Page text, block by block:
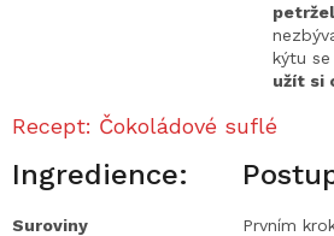
kýtu
užít si
Recept: Čokoládové suflé
Ingredience:
Suroviny
Prvním